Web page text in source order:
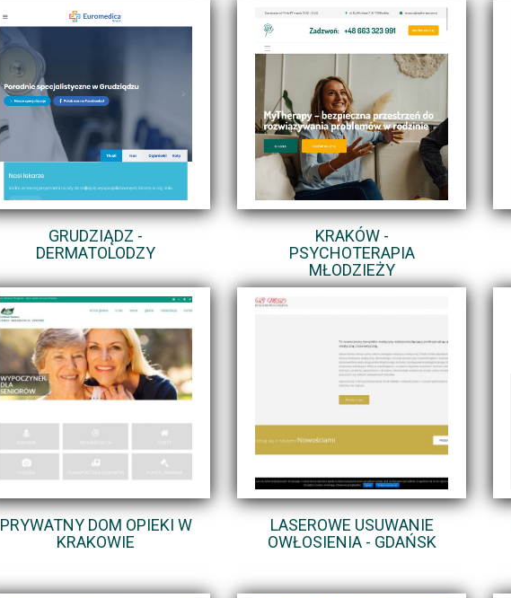
GRUDZIĄDZ -
DERMATOLODZY
KRAKÓW -
PSYCHOTERAPIA
MŁODZIEŻY
PRYWATNY DOM OPIEKI W
KRAKOWIE
LASEROWE USUWANIE
OWŁOSIENIA - GDAŃSK